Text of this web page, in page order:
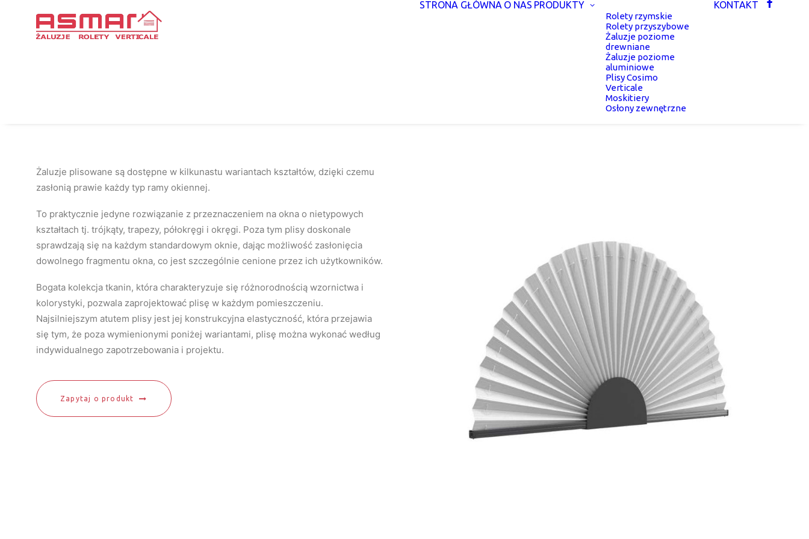
STRONA GŁÓWNA O NAS PRODUKTY
Rolety rzymskie
Rolety przyszybowe
Żaluzje poziome
drewniane
Żaluzje poziome
aluminiowe
Plisy Cosimo
Verticale
Moskitiery
Osłony zewnętrzne
KONTAKT
Żaluzje plisowane są dostępne w kilkunastu wariantach kształtów, dzięki czemu
zasłonią prawie każdy typ ramy okiennej.
To praktycznie jedyne rozwiązanie z przeznaczeniem na okna o nietypowych
kształtach tj. trójkąty, trapezy, półokręgi i okręgi. Poza tym plisy doskonale
sprawdzają się na każdym standardowym oknie, dając możliwość zasłonięcia
dowolnego fragmentu okna, co jest szczególnie cenione przez ich użytkowników.
Bogata kolekcja tkanin, która charakteryzuje się różnorodnością wzornictwa i
kolorystyki, pozwala zaprojektować plisę w każdym pomieszczeniu.
Najsilniejszym atutem plisy jest jej konstrukcyjna elastyczność, która przejawia
się tym, że poza wymienionymi poniżej wariantami, plisę można wykonać według
indywidualnego zapotrzebowania i projektu.
Zapytaj o produkt